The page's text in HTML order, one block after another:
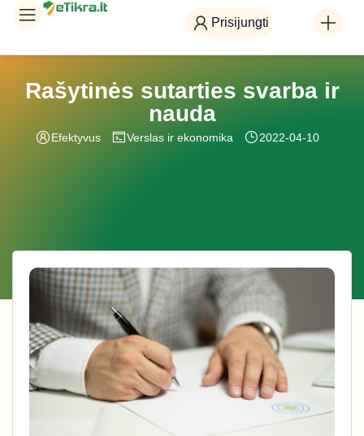
Prisijungti
Rašytinės sutarties svarba ir
nauda
Efektyvus Verslas ir ekonomika 2022-04-10